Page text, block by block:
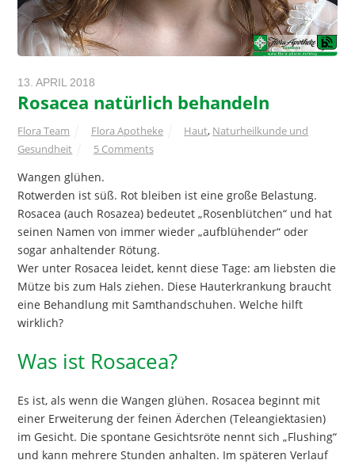
13. APRIL 2018
Rosacea natürlich behandeln
Flora Team Flora Apotheke Haut, Naturheilkunde und
Gesundheit
5 Comments
Wangen glühen.
Rotwerden ist süß. Rot bleiben ist eine große Belastung.
Rosacea (auch Rosazea) bedeutet „Rosenblütchen“ und hat
seinen Namen von immer wieder „aufblühender“ oder
sogar anhaltender Rötung.
Wer unter Rosacea leidet, kennt diese Tage: am liebsten die
Mütze bis zum Hals ziehen. Diese Hauterkrankung braucht
eine Behandlung mit Samthandschuhen. Welche hilft
wirklich?
Was ist Rosacea?
Es ist, als wenn die Wangen glühen. Rosacea beginnt mit
einer Erweiterung der feinen Äderchen (Teleangiektasien)
im Gesicht. Die spontane Gesichtsröte nennt sich „Flushing“
und kann mehrere Stunden anhalten. Im späteren Verlauf